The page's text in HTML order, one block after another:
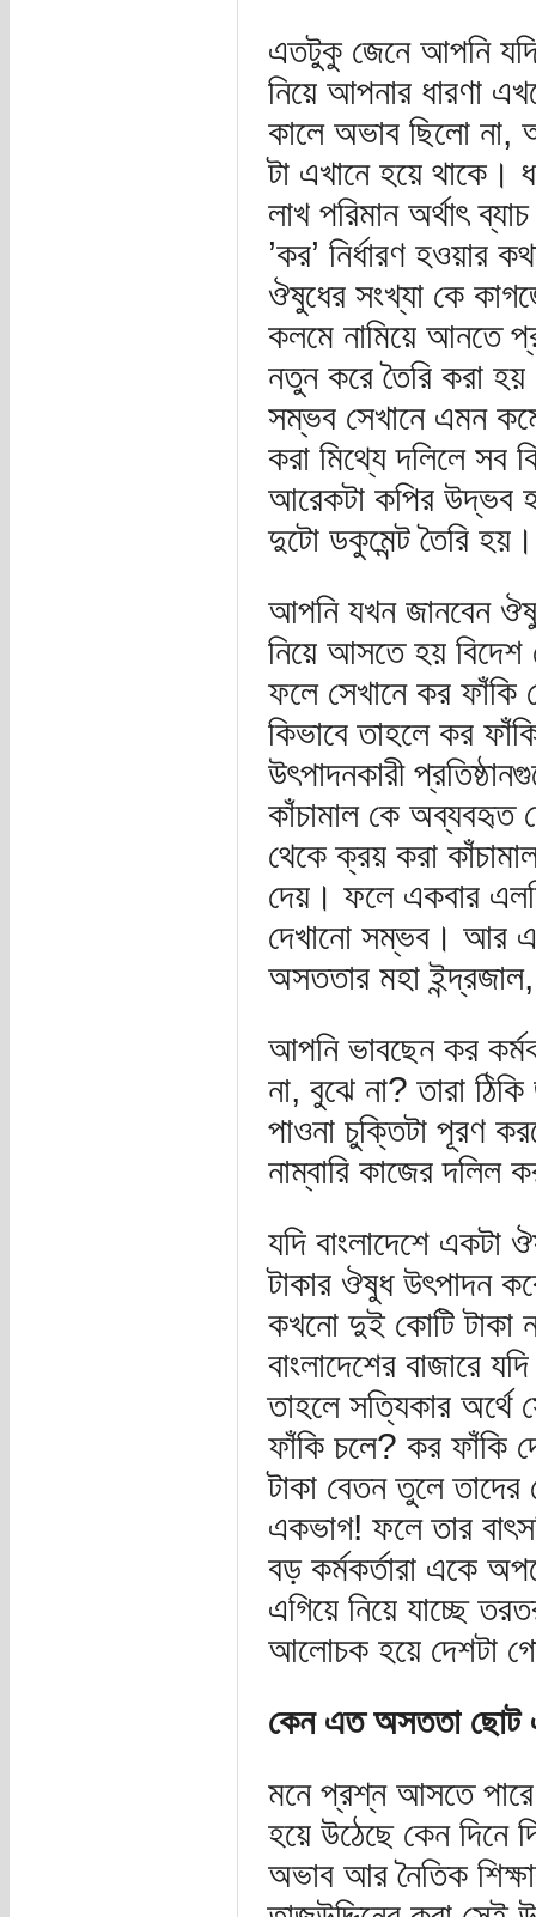
এতটুকু জেনে আপনি যদি
নিয়ে আপনার ধারণা
কালে অভাব ছিলো
টা এখানে হয়ে থাকে।
লাখ পরিমান অর্থাৎ
’কর’ নির্ধারণ
ঔষুধের সংখ্যা কে
কলমে নামিয়ে আনতে
নতুন করে তৈরি করা
সম্ভব সেখানে এমন
করা মিথ্যে দলিলে সব
আরেকটা কপির উদ্ভব
দুটো ডকুমেন্ট তৈরি হয়।
আপনি যখন জানবেন
নিয়ে আসতে হয় বিদেশ
ফলে সেখানে কর
কিভাবে তাহলে কর
উৎপাদনকারী
কাঁচামাল কে অব্যবহৃত
থেকে ক্রয় করা
দেয়। ফলে একবার
দেখানো সম্ভব। আর
অসততার মহা
আপনি ভাবছেন কর
না, বুঝে না? তারা
পাওনা চুক্তিটা পূরণ
নাম্বারি কাজের দলিল
যদি বাংলাদেশে একটা
টাকার ঔষুধ উৎপাদন
কখনো দুই কোটি টাকা
বাংলাদেশের বাজারে
তাহলে সত্যিকার
ফাঁকি চলে? কর ফাঁকি
টাকা বেতন তুলে তাদের
একভাগ! ফলে তার
বড় কর্মকর্তারা একে
এগিয়ে নিয়ে যাচ্ছে
আলোচক হয়ে দেশটা
কেন এত অসততা ছোট
মনে প্রশ্ন আসতে
হয়ে উঠেছে কেন দিনে
অভাব আর নৈতিক